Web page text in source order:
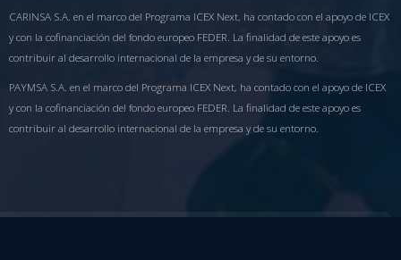
CARINSA S.A. en el marco del Programa ICEX Next, ha contado con el apoyo de ICEX
y con la cofinanciación del fondo europeo FEDER. La finalidad de este apoyo es
contribuir al desarrollo internacional de la empresa y de su entorno.
PAYMSA S.A. en el marco del Programa ICEX Next, ha contado con el apoyo de ICEX
y con la cofinanciación del fondo europeo FEDER. La finalidad de este apoyo es
contribuir al desarrollo internacional de la empresa y de su entorno.